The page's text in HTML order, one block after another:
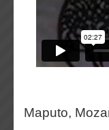
Maputo,